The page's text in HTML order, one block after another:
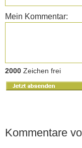
Mein Kommentar:
2000 Zeichen frei
Kommentare